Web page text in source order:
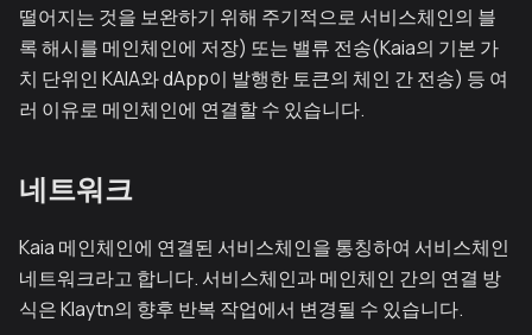
떨어지는 것을 보완하기 위해 주기적으로 서비스체인의 블
록 해시를 메인체인에 저장) 또는 밸류 전송(Kaia의 기본 가
치 단위인 KAIA와 dApp이 발행한 토큰의 체인 간 전송) 등 여
러 이유로 메인체인에 연결할 수 있습니다.
네트워크
Kaia 메인체인에 연결된 서비스체인을 통칭하여 서비스체인
네트워크라고 합니다. 서비스체인과 메인체인 간의 연결 방
식은 Klaytn의 향후 반복 작업에서 변경될 수 있습니다.